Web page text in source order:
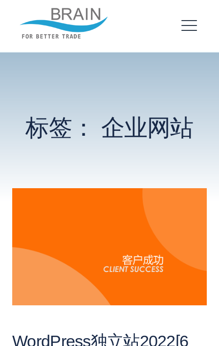
布瑞恩 – 企业建站
EXPAND
标签： 企业网站
WordPress独立站2022[6